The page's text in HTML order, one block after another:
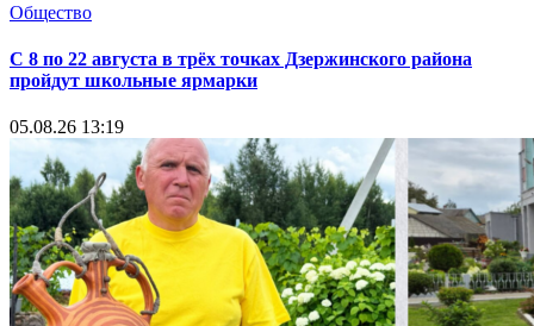
Общество
С 8 по 22 августа в трёх точках Дзержинского района
пройдут школьные ярмарки
05.08.26 13:19